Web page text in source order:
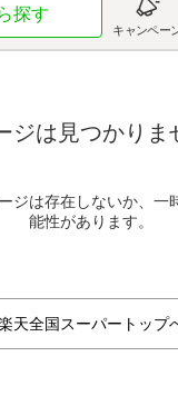
探す
キャンペー
ジは見つかりま
ジは存在しないか、一
能性があります。
天全国スーパートップ